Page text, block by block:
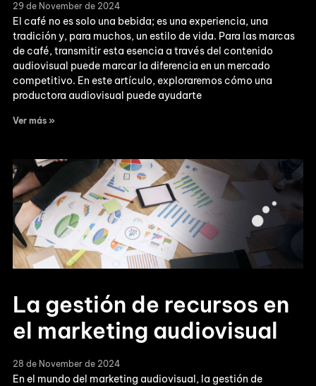
29 de November de 2024
El café no es solo una bebida; es una experiencia, una
tradición y, para muchos, un estilo de vida. Para las marcas
de café, transmitir esta esencia a través del contenido
audiovisual puede marcar la diferencia en un mercado
competitivo. En este artículo, exploraremos cómo una
productora audiovisual puede ayudarte
Ver más »
La gestión de recursos en
el marketing audiovisual
28 de November de 2024
En el mundo del marketing audiovisual, la gestión de